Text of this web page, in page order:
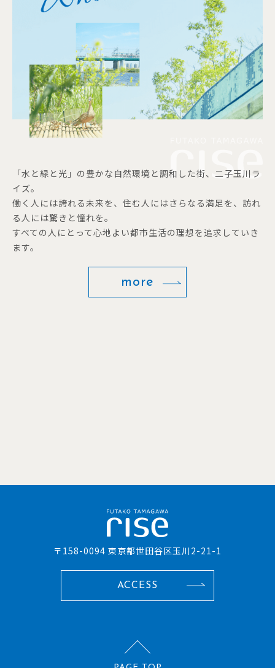
「水と緑と光」の豊かな自然環境と調和した街、二子玉川ラ
イズ。
働く人には誇れる未来を、住む人にはさらなる満足を、訪れ
る人には驚きと憧れを。
すべての人にとって心地よい都市生活の理想を追求していき
ます。
more
〒158-0094 東京都世田谷区玉川2-21-1
ACCESS